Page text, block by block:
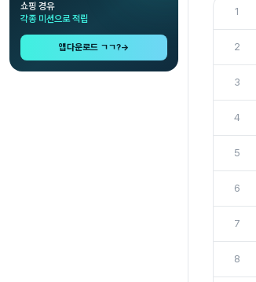
쇼핑 경유
각종 미션으로 적립
앱다운로드 ㄱㄱ?→
1
2
3
4
5
6
7
8